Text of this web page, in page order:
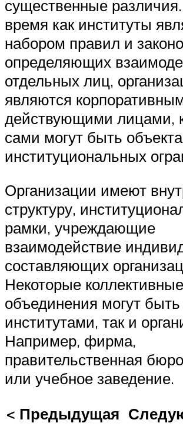
существенные
время как институты
набором правил и
определяющих
отдельных лиц,
являются
действующими лицами,
сами могут быть
институциональных
Организации имеют
структуру,
рамки, учреждающие
взаимодействие
составляющих
Некоторые коллективные
объединения могут быть
институтами, так и
Например, фирма,
правительственная
или учебное заведение.
< Предыдущая